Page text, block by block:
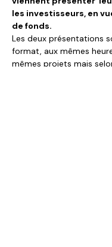
les investisseurs, en
de fonds.
Les deux présentations
format, aux mêmes
mêmes projets mais